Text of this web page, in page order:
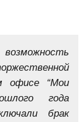
офисе “Мои
года
брак